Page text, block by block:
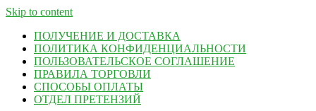
Skip to content
ПОЛУЧЕНИЕ И ДОСТАВКА
ПОЛИТИКА КОНФИДЕНЦИАЛЬНОСТИ
ПОЛЬЗОВАТЕЛЬСКОЕ СОГЛАШЕНИЕ
ПРАВИЛА ТОРГОВЛИ
СПОСОБЫ ОПЛАТЫ
ОТДЕЛ ПРЕТЕНЗИЙ